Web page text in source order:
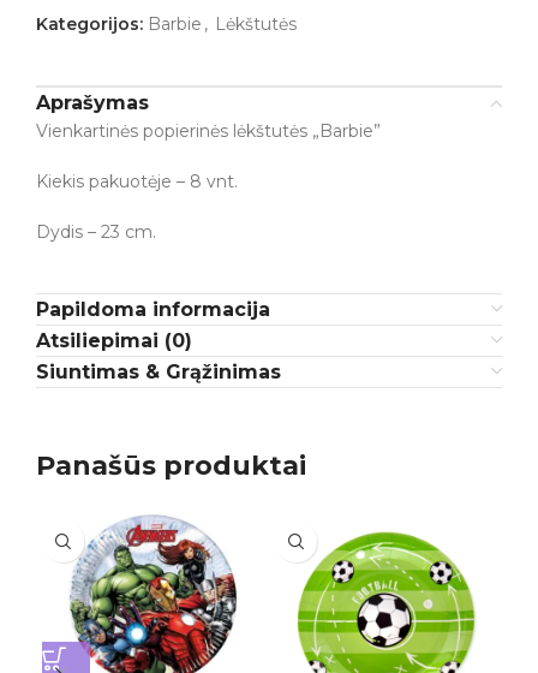
Kategorijos: Barbie , Lėkštutės
Aprašymas
Vienkartinės popierinės lėkštutės „Barbie”
Kiekis pakuotėje – 8 vnt.
Dydis – 23 cm.
Papildoma informacija
Atsiliepimai (0)
Siuntimas & Grąžinimas
Panašūs produktai